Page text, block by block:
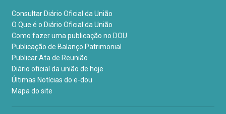
Consultar Diário Oficial da União
O Que é o Diário Oficial da União
Como fazer uma publicação no DOU
Publicação de Balanço Patrimonial
Publicar Ata de Reunião
Diário oficial da união de hoje
Últimas Notícias do e-dou
Mapa do site